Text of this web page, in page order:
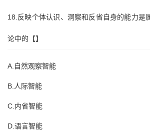
18.反映个体认识、洞察和反省自身的能力是
论中的【】
A.自然观察智能
B.人际智能
C.内省智能
D.语言智能